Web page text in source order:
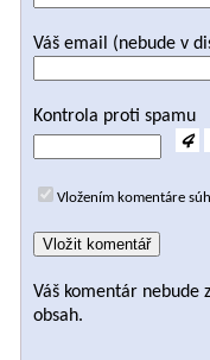
Váš email (nebude v
Kontrola proti spamu
Vložením komentáre
Váš komentár nebude
obsah.